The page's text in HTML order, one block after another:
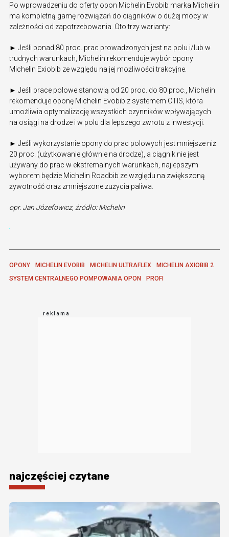
Po wprowadzeniu do oferty opon Michelin Evobib marka Michelin
ma kompletną gamę rozwiązań do ciągników o dużej mocy w
zależności od zapotrzebowania. Oto trzy warianty:
► Jeśli ponad 80 proc. prac prowadzonych jest na polu i/lub w
trudnych warunkach, Michelin rekomenduje wybór opony
Michelin Exiobib ze względu na jej możliwości trakcyjne.
► Jeśli prace polowe stanowią od 20 proc. do 80 proc., Michelin
rekomenduje oponę Michelin Evobib z systemem CTIS, która
umożliwia optymalizację wszystkich czynników wpływających
na osiągi na drodze i w polu dla lepszego zwrotu z inwestycji.
► Jeśli wykorzystanie opony do prac polowych jest mniejsze niż
20 proc. (użytkowanie głównie na drodze), a ciągnik nie jest
używany do prac w ekstremalnych warunkach, najlepszym
wyborem będzie Michelin Roadbib ze względu na zwiększoną
żywotność oraz zmniejszone zużycia paliwa.
opr. Jan Józefowicz, źródło: Michelin
OPONY MICHELIN EVOBIB MICHELIN ULTRAFLEX
MICHELIN AXIOBIB 2
SYSTEM CENTRALNEGO POMPOWANIA OPON
PROFI
najczęściej czytane